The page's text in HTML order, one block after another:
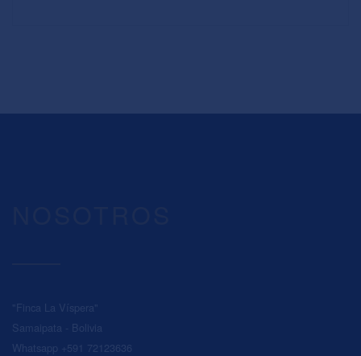
"Finca La Víspera"
Samaipata - Bolivia
Whatsapp +591 72123636